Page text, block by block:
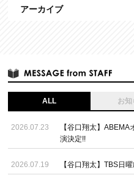
アーカイブ
ALL お知
2026.07.23
【谷口翔太】
演決定!!
2026.07.19 【谷口翔太】TBS日